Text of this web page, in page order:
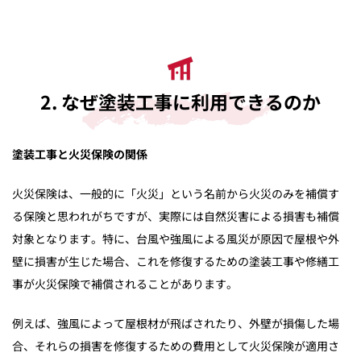
2. なぜ塗装工事に利用できるのか
塗装工事と火災保険の関係
火災保険は、一般的に「火災」という名前から火災のみを補償す
る保険と思われがちですが、実際には自然災害による損害も補償
対象となります。特に、台風や強風による風災が原因で屋根や外
壁に損害が生じた場合、これを修復するための塗装工事や修繕工
事が火災保険で補償されることがあります。
例えば、強風によって屋根材が飛ばされたり、外壁が損傷した場
合、それらの損害を修復するための費用として火災保険が適用さ